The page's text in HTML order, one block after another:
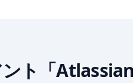
ト「Atlassian